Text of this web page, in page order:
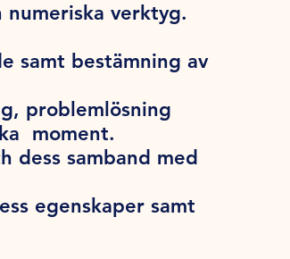
verktyg.
samt bestämning av
problemlösning
moment.
dess samband med
egenskaper samt